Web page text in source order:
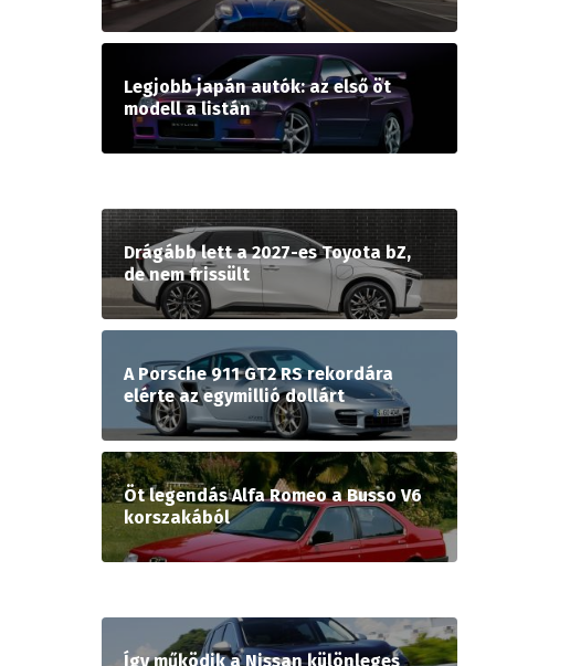
Legjobb japán autók: az első öt
modell a listán
Drágább lett a 2027-es Toyota bZ,
de nem frissült
A Porsche 911 GT2 RS rekordára
elérte az egymillió dollárt
Öt legendás Alfa Romeo a Busso V6
korszakából
Így működik a Nissan különleges